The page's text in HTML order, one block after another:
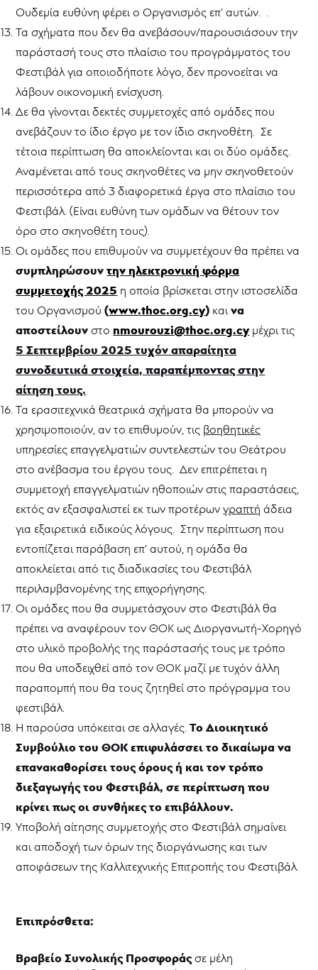
Ουδεμία ευθύνη φέρει ο Οργανισμός επ’ αυτών. .
Τα σχήματα που δεν θα ανεβάσουν/παρουσιάσουν την
παράστασή τους στο πλαίσιο του προγράμματος του
Φεστιβάλ για οποιοδήποτε λόγο, δεν προνοείται να
λάβουν οικονομική ενίσχυση.
Δε θα γίνονται δεκτές συμμετοχές από ομάδες που
ανεβάζουν το ίδιο έργο με τον ίδιο σκηνοθέτη. Σε
τέτοια περίπτωση θα αποκλείονται και οι δύο ομάδες.
Αναμένεται από τους σκηνοθέτες να μην σκηνοθετούν
περισσότερα από 3 διαφορετικά έργα στο πλαίσιο του
Φεστιβάλ. (Είναι ευθύνη των ομάδων να θέτουν τον
όρο στο σκηνοθέτη τους).
Οι ομάδες που επιθυμούν να συμμετέχουν θα πρέπει να
συμπληρώσουντην ηλεκτρονική φόρμα
συμμετοχής 2025 η οποία βρίσκεται στην ιστοσελίδα
του Οργανισμού(www.thoc.org.cy) καινα
αποστείλουνστο nmourouzi@thoc.org.cyμέχρι τις
5 Σεπτεμβρίου 2025 τυχόν απαραίτητα
συνοδευτικά στοιχεία, παραπέμποντας στην
αίτηση τους.
Τα ερασιτεχνικά θεατρικά σχήματα θα μπορούν να
χρησιμοποιούν, αν το επιθυμούν, τις βοηθητικές
υπηρεσίες επαγγελματιών συντελεστών του Θεάτρου
στο ανέβασμα του έργου τους. Δεν επιτρέπεται η
συμμετοχή επαγγελματιών ηθοποιών στις παραστάσεις,
εκτός αν εξασφαλιστεί εκ των προτέρωνγραπτή άδεια
για εξαιρετικά ειδικούς λόγους. Στην περίπτωση που
εντοπίζεται παράβαση επ’ αυτού, η ομάδα θα
αποκλείεται από τις διαδικασίες του Φεστιβάλ
περιλαμβανομένης της επιχορήγησης.
Οι ομάδες που θα συμμετάσχουν στο Φεστιβάλ θα
πρέπει να αναφέρουν τον ΘΟΚ ως Διοργανωτή-Χορηγό
στο υλικό προβολής της παράστασής τους με τρόπο
που θα υποδειχθεί από τον ΘΟΚ μαζί με τυχόν άλλη
παραπομπή που θα τους ζητηθεί στο πρόγραμμα του
φεστιβάλ.
Η παρούσα υπόκειται σε αλλαγές.Το Διοικητικό
Συμβούλιο του ΘΟΚ επιφυλάσσει το δικαίωμα να
επανακαθορίσει τους όρους ή και τον τρόπο
διεξαγωγής του Φεστιβάλ, σε περίπτωση που
κρίνει πως οι συνθήκες το επιβάλλουν.
Υποβολή αίτησης συμμετοχής στο Φεστιβάλ σημαίνει
και αποδοχή των όρων της διοργάνωσης και των
αποφάσεων της Καλλιτεχνικής Επιτροπής του Φεστιβάλ.
Επιπρόσθετα:
Βραβείο Συνολικής Προσφοράς σε μέλη